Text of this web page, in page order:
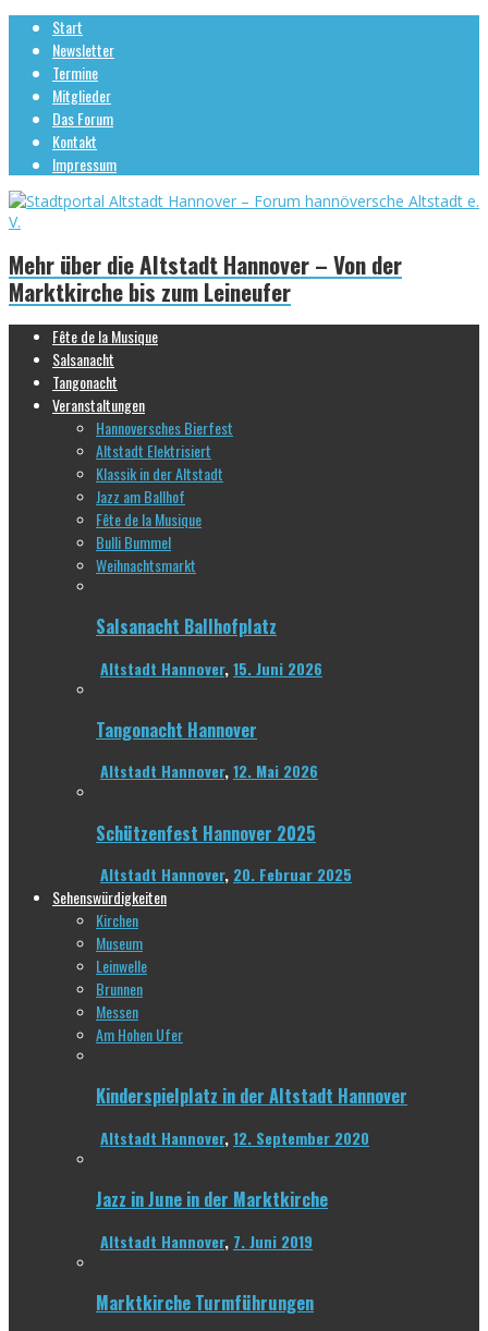
Start
Newsletter
Termine
Mitglieder
Das Forum
Kontakt
Impressum
Mehr über die Altstadt Hannover – Von der
Marktkirche bis zum Leineufer
Fête de la Musique
Salsanacht
Tangonacht
Veranstaltungen
Hannoversches Bierfest
Altstadt Elektrisiert
Klassik in der Altstadt
Jazz am Ballhof
Fête de la Musique
Bulli Bummel
Weihnachtsmarkt
Salsanacht Ballhofplatz
Altstadt Hannover,15. Juni 2026
Tangonacht Hannover
Altstadt Hannover,12. Mai 2026
Schützenfest Hannover 2025
Altstadt Hannover, 20. Februar 2025
Sehenswürdigkeiten
Kirchen
Museum
Leinwelle
Brunnen
Messen
Am Hohen Ufer
Kinderspielplatz in der Altstadt Hannover
Altstadt Hannover,12. September 2020
Jazz in June in der Marktkirche
Altstadt Hannover, 7. Juni 2019
Marktkirche Turmführungen